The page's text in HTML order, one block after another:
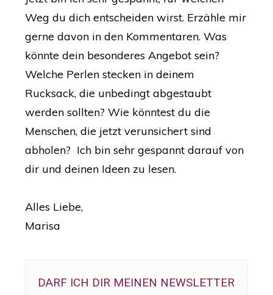
Weg du dich entscheiden wirst. Erzähle mir
gerne davon in den Kommentaren. Was
könnte dein besonderes Angebot sein?
Welche Perlen stecken in deinem
Rucksack, die unbedingt abgestaubt
werden sollten? Wie könntest du die
Menschen, die jetzt verunsichert sind
abholen? Ich bin sehr gespannt darauf von
dir und deinen Ideen zu lesen.
Alles Liebe,
Marisa
DARF ICH DIR MEINEN NEWSLETTER